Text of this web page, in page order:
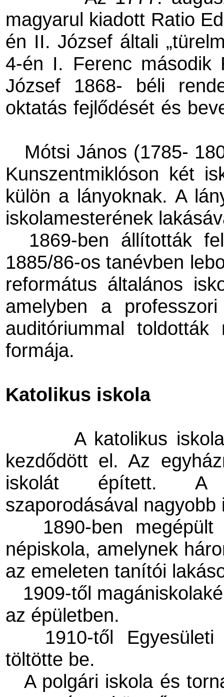
magyarul kiadott Ratio
én II. József általi
4-én I. Ferenc második
József 1868- béli
oktatás fejlődését és
Mótsi János (1785-
Kunszentmiklóson két
külön a lányoknak. A
iskolamesterének
1869-ben állították
1885/86-os tanévben
református általános
amelyben a
auditóriummal
formája.
Katolikus iskola
A katolikus
kezdődött el. Az
iskolát épített. A
szaporodásával
1890-ben
népiskola, amelynek
az emeleten tanítói
1909-től
az épületben.
1910-től
töltötte be.
A polgári iskola és